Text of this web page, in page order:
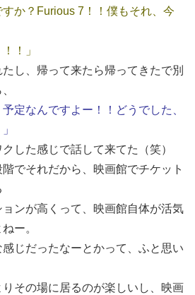
すか？Furious 7！！僕もそれ、今
！」
し、帰って来たら帰ってきたで別
定なんですよー！！どうでした、
した感じで話して来てた（笑）
でそれだから、映画館でチケット
ョンが高くって、映画館自体が活気
ー。
じだったなーとかって、ふと思い
その場に居るのが楽しいし、映画